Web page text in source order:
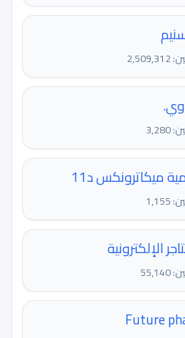
ميكاترونكس د11
الإلكترونية
Future